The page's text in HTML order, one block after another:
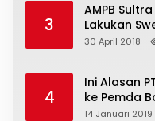
3
AMPB
Lakukan
30 April 2018
4
Ini Alasan
ke Pemda
14 Januari 2019